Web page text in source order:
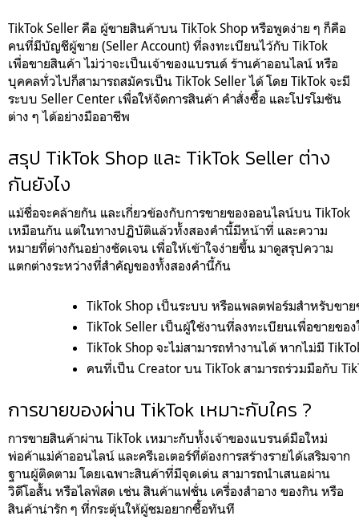
TikTok Seller คือ ผู้ขายสินค้าบน TikTok Shop หรือพูดง่าย ๆ ก็คือ
คนที่มีบัญชีผู้ขาย (Seller Account) ที่ลงทะเบียนไว้กับ TikTok
เพื่อขายสินค้า ไม่ว่าจะเป็นเจ้าของแบรนด์ ร้านค้าออนไลน์ หรือ
บุคคลทั่วไปก็สามารถสมัครเป็น TikTok Seller ได้ โดย TikTok จะมี
ระบบ Seller Center เพื่อให้จัดการสินค้า คำสั่งซื้อ และโปรโมชัน
ต่าง ๆ ได้อย่างมืออาชีพ
สรุป TikTok Shop และ TikTok Seller ต่าง
กันยังไง
แม้ชื่อจะคล้ายกัน และเกี่ยวข้องกับการขายของออนไลน์บน TikTok
เหมือนกัน แต่ในทางปฏิบัติแล้วทั้งสองคำนี้มีหน้าที่ และความ
หมายที่ต่างกันอย่างชัดเจน เพื่อให้เข้าใจง่ายขึ้น มาดูสรุปความ
แตกต่างระหว่างที่สำคัญของทั้งสองคำนี้กัน
TikTok Shop เป็นระบบ หรือแพลตฟอร์มสำหรับขาย
TikTok Seller เป็นผู้ใช้งานที่ลงทะเบียนเพื่อขายของ
TikTok Shop จะไม่สามารถทำงานได้ หากไม่มี
คนที่เป็น Creator บน TikTok สามารถร่วมมือกับ
การขายของผ่าน TikTok เหมาะกับใคร ?
การขายสินค้าผ่าน TikTok เหมาะกับทั้งเจ้าของแบรนด์มือใหม่
พ่อค้าแม่ค้าออนไลน์ และครีเอเตอร์ที่ต้องการสร้างรายได้เสริมจาก
ฐานผู้ติดตาม โดยเฉพาะสินค้าที่มีจุดเด่น สามารถนำเสนอผ่าน
วิดีโอสั้น หรือไลฟ์สด เช่น สินค้าแฟชั่น เครื่องสำอาง ของกิน หรือ
สินค้าน่ารัก ๆ ที่กระตุ้นให้ผู้ชมอยากซื้อทันที